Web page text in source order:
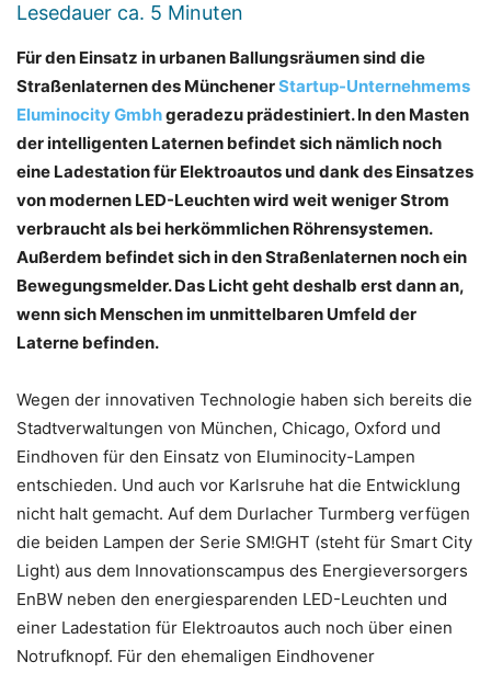
Lesedauer ca. 5 Minuten
Für den Einsatz in urbanen Ballungsräumen sind die
Straßenlaternen des MünchenerStartup-Unternehmems
Eluminocity Gmbhgeradezu prädestiniert. In den Masten
der intelligenten Laternen befindet sich nämlich noch
eine Ladestation für Elektroautos und dank des Einsatzes
von modernen LED-Leuchten wird weit weniger Strom
verbraucht als bei herkömmlichen Röhrensystemen.
Außerdem befindet sich in den Straßenlaternen noch ein
Bewegungsmelder. Das Licht geht deshalb erst dann an,
wenn sich Menschen im unmittelbaren Umfeld der
Laterne befinden.
Wegen der innovativen Technologie haben sich bereits die
Stadtverwaltungen von München, Chicago, Oxford und
Eindhoven für den Einsatz von Eluminocity-Lampen
entschieden. Und auch vor Karlsruhe hat die Entwicklung
nicht halt gemacht. Auf dem Durlacher Turmberg verfügen
die beiden Lampen der Serie SM!GHT (steht für Smart City
Light) aus dem Innovationscampus des Energieversorgers
EnBW neben den energiesparenden LED-Leuchten und
einer Ladestation für Elektroautos auch noch über einen
Notrufknopf. Für den ehemaligen Eindhovener